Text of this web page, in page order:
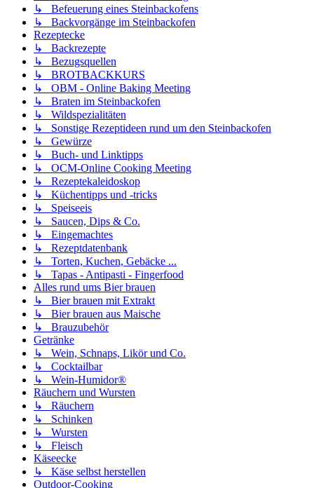
↳ Befeuerung eines Steinbackofens
↳ Backvorgänge im Steinbackofen
Rezeptecke
↳ Backrezepte
↳ Bezugsquellen
↳ BROTBACKKURS
↳ OBM - Online Baking Meeting
↳ Braten im Steinbackofen
↳ Wildspezialitäten
↳ Sonstige Rezeptideen rund um den Steinbackofen
↳ Gewürze
↳ Buch- und Linktipps
↳ OCM-Online Cooking Meeting
↳ Rezeptekaleidoskop
↳ Küchentipps und -tricks
↳ Speiseeis
↳ Saucen, Dips & Co.
↳ Eingemachtes
↳ Rezeptdatenbank
↳ Torten, Kuchen, Gebäcke ...
↳ Tapas - Antipasti - Fingerfood
Alles rund ums Bier brauen
↳ Bier brauen mit Extrakt
↳ Bier brauen aus Maische
↳ Brauzubehör
Getränke
↳ Wein, Schnaps, Likör und Co.
↳ Cocktailbar
↳ Wein-Humidor®
Räuchern und Wursten
↳ Räuchern
↳ Schinken
↳ Wursten
↳ Fleisch
Käseecke
↳ Käse selbst herstellen
Outdoor-Cooking